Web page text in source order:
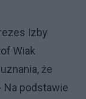
Izby
Wiak
że
Na podstawie